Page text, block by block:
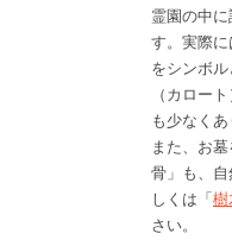
霊園の中
す。実際
をシンボ
（カロー
も少なくあ
また、お
骨」も、
しくは「樹
さい。